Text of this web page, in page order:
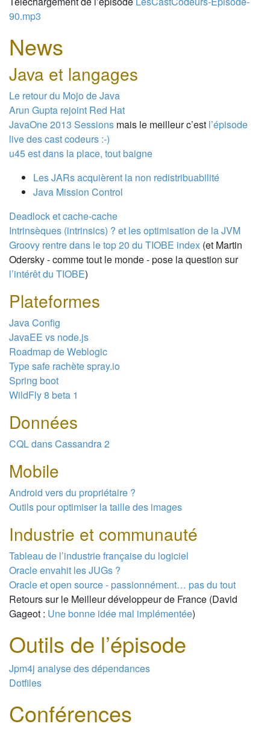
90.mp3
News
Java et langages
Le retour du Mojo de Java
Arun Gupta rejoint Red Hat
JavaOne 2013 Sessions mais le meilleur c’est l’épisode
live des cast codeurs :-)
u45 est dans la place, tout baigne
Les JARs acquièrent la non redistribuabilité
Java Mission Control
Deadlock et cache-cache
Intrinsèques (intrinsics) ? et les optimisation de la JVM
Groovy rentre dans le top 20 du TIOBE index (et Martin
Odersky - comme tout le monde - pose la question sur
l’intérêt du TIOBE)
Plateformes
Java Config
JavaEE vs node.js
Roadmap de Weblogic
Type safe rachète spray.io
Spring boot
WildFly 8 beta 1
Données
CQL dans Cassandra 2
Mobile
Android vers du propriétaire ?
Outils pour optimiser la taille des images
Industrie et communauté
Tableau de l’industrie française du logiciel
Oracle envahit les JUGs ?
Oracle et open source - passionnément… pas du tout
Retours sur le Meilleur développeur de France (David
Gageot : Une bonne idée mal implémentée)
Outils de l’épisode
Jpm4j analyse des dépendances
Dotfiles
Conférences